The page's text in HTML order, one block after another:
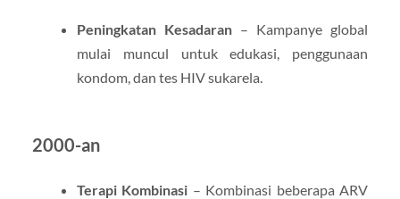
Peningkatan Kesadaran– Kampanye global
mulai muncul untuk edukasi, penggunaan
kondom, dan tes HIV sukarela.
2000-an
Terapi Kombinasi – Kombinasi beberapa ARV